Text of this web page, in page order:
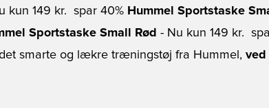
kun 149 kr.  spar 40% Hummel Sportstaske
Sportstaske Small Rød - Nu kun 149 kr. 
smarte og lækre træningstøj fra Hummel, ved